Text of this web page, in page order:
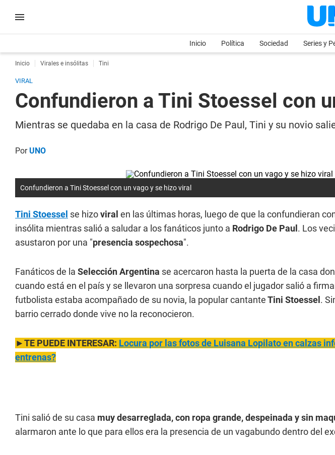
Inicio Política Sociedad Series y
Inicio Virales e insólitas Tini
VIRAL
Confundieron a Tini Stoessel con
Mientras se quedaba en la casa de Rodrigo De Paul, Tini y su novio
PorUNO
Confundieron a Tini Stoessel con un vago y se hizo viral
Tini Stoessel se hizoviral en las últimas horas, luego de que la confundieran
insólita mientras salió a saludar a los fanáticos junto a Rodrigo De Paul . Los
asustaron por una "presencia sospechosa".
Fanáticos de la Selección Argentina se acercaron hasta la puerta de la casa
cuando está en el país y se llevaron una sorpresa cuando el jugador salió a
futbolista estaba acompañado de su novia, la popular cantanteTini Stoessel .
barrio cerrado donde vive no la reconocieron.
►TE PUEDE INTERESAR: Locura por las fotos de Luisana Lopilato en calzas
entrenas?
Tini salió de su casa muy desarreglada, con ropa grande, despeinada y sin
alarmaron ante lo que para ellos era la presencia de un vagabundo dentro del